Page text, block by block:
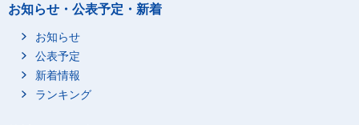
お知らせ・公表予定・新着
お知らせ
公表予定
新着情報
ランキング